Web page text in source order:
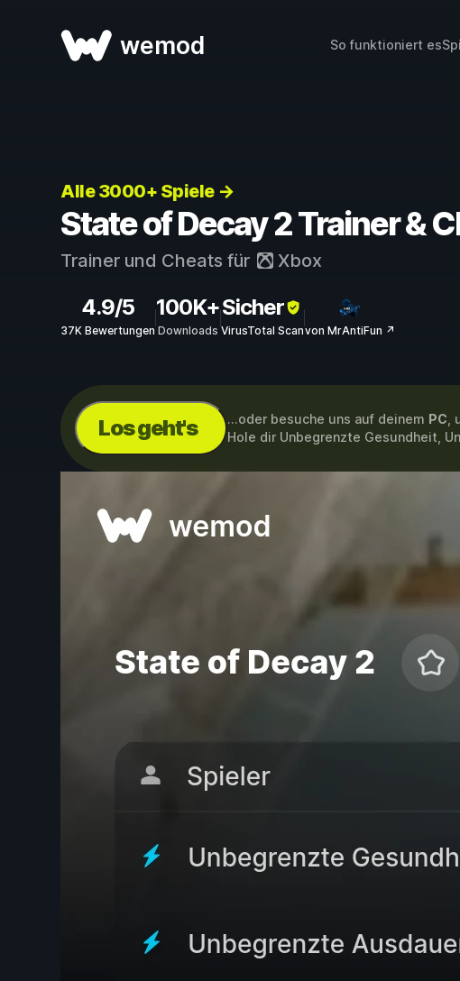
wemod So funktioniert es
Alle 3000+ Spiele →
State of Decay 2 Trainer &
Trainer und Cheats für Xbox
4.9/5
37K Bewertungen
100K+
Downloads
Sicher
VirusTotal Scanvon MrAntiFun ↗
Los geht's ...oder besuche uns auf deinem PC
Hole dir Unbegrenzte Gesundheit,